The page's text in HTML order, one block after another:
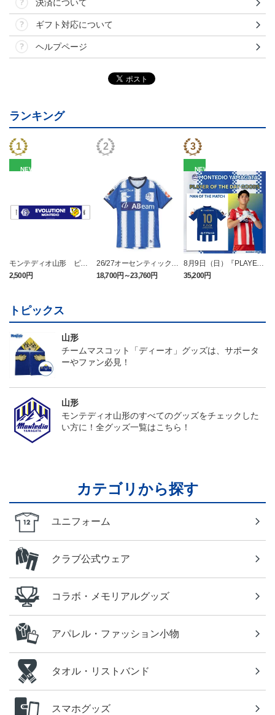
決済について
ギフト対応について
ヘルプページ
ランキング
NEW
モンテディオ山形 ピカ
チュウ タオルマフラー
2,500円
26/27オーセンティックユ
ニフォーム半袖（FP1st）
18,700円～23,760円
NEW
8月9日（日）『PLAYER
OF THE DAY』ユニフォ
ーム（半袖）
35,200円
トピックス
山形
チームマスコット「ディーオ」グッズは、サポータ
ーやファン必見！
山形
モンテディオ山形のすべてのグッズをチェックした
い方に！全グッズ一覧はこちら！
カテゴリから探す
ユニフォーム
クラブ公式ウェア
コラボ・メモリアルグッズ
アパレル・ファッション小物
タオル・リストバンド
スマホグッズ